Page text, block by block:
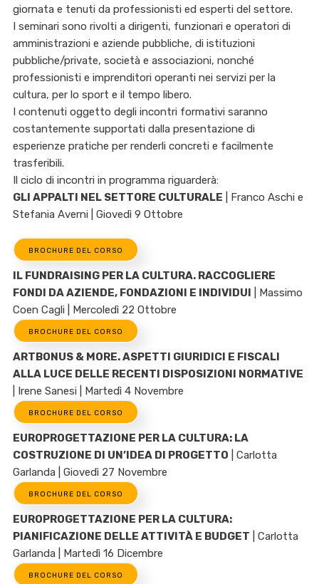
giornata e tenuti da professionisti ed esperti del settore.
I seminari sono rivolti a dirigenti, funzionari e operatori di
amministrazioni e aziende pubbliche, di istituzioni
pubbliche/private, società e associazioni, nonché
professionisti e imprenditori operanti nei servizi per la
cultura, per lo sport e il tempo libero.
I contenuti oggetto degli incontri formativi saranno
costantemente supportati dalla presentazione di
esperienze pratiche per renderli concreti e facilmente
trasferibili.
Il ciclo di incontri in programma riguarderà:
GLI APPALTI NEL SETTORE CULTURALE | Franco Aschi e
Stefania Averni | Giovedì 9 Ottobre
BROCHURE DEL CORSO
IL FUNDRAISING PER LA CULTURA. RACCOGLIERE
FONDI DA AZIENDE, FONDAZIONI E INDIVIDUI | Massimo
Coen Cagli | Mercoledì 22 Ottobre
BROCHURE DEL CORSO
ARTBONUS & MORE. ASPETTI GIURIDICI E FISCALI
ALLA LUCE DELLE RECENTI DISPOSIZIONI NORMATIVE
| Irene Sanesi | Martedì 4 Novembre
BROCHURE DEL CORSO
EUROPROGETTAZIONE PER LA CULTURA: LA
COSTRUZIONE DI UN’IDEA DI PROGETTO | Carlotta
Garlanda | Giovedì 27 Novembre
BROCHURE DEL CORSO
EUROPROGETTAZIONE PER LA CULTURA:
PIANIFICAZIONE DELLE ATTIVITÀ E BUDGET | Carlotta
Garlanda | Martedì 16 Dicembre
BROCHURE DEL CORSO